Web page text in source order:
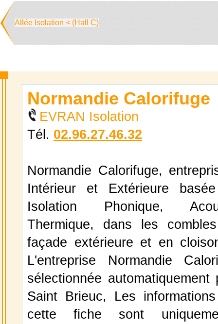
Allée Isolation < (Hall C)
Normandie Calorifuge
EVRAN Isolation
Tél. 02.96.27.46.32
Normandie Calorifuge,
Intérieur et Extérieure
Isolation Phonique,
Thermique, dans les
façade extérieure et en
L'entreprise Normandie
sélectionnée automatiquement
Saint Brieuc, Les
cette fiche sont